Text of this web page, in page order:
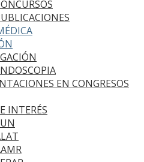
EN CONGRESOS
INTERÉS